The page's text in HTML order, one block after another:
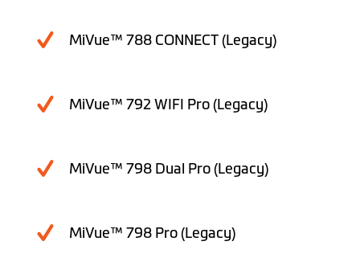
MiVue™ 788 CONNECT (Legacy)
MiVue™ 792 WIFI Pro (Legacy)
MiVue™ 798 Dual Pro (Legacy)
MiVue™ 798 Pro (Legacy)